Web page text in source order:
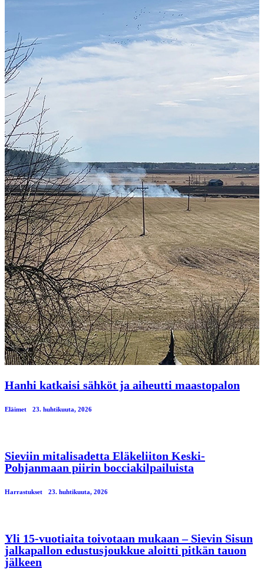
Hanhi katkaisi sähköt ja aiheutti maastopalon
Eläimet 23. huhtikuuta, 2026
Sieviin mitalisadetta Eläkeliiton Keski-
Pohjanmaan piirin bocciakilpailuista
Harrastukset 23. huhtikuuta, 2026
Yli 15-vuotiaita toivotaan mukaan – Sievin Sisun
jalkapallon edustusjoukkue aloitti pitkän tauon
jälkeen